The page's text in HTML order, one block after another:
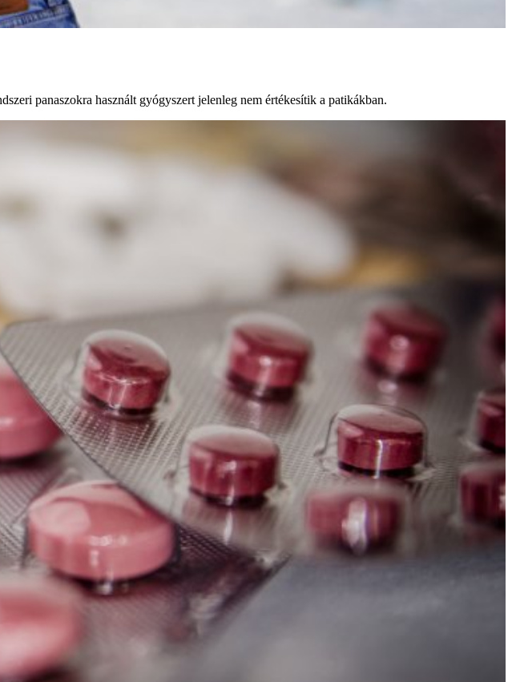
panaszokra használt gyógyszert jelenleg nem értékesítik a patikákban.